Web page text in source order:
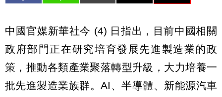
中國官媒新華社今 (4) 日指出，目前中國相關
政府部門正在研究培育發展先進製造業的政
策，推動各類產業聚落轉型升級，大力培養一
批先進製造業族群。AI、半導體、新能源汽車